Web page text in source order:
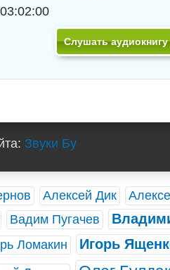
03:02:00
Слушать
Звуки Бу
Алексей Дик
Вадим Пугачев
Ломакин Игорь